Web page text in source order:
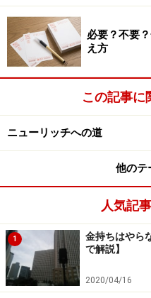
そこで、「それはどうし
か？」「この我慢を続け
ているのか？」と、振り
他人と比較しない
必要？不要
え方
この記事に
ニューリッチへの道
他のテ
人気記
1
金持ちはやら
で解説】
2020/04/16